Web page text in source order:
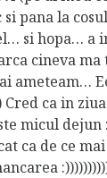
si pana la
si hopa… a
cineva
ameteam…
Cred ca in
micul dejun
ca de ce